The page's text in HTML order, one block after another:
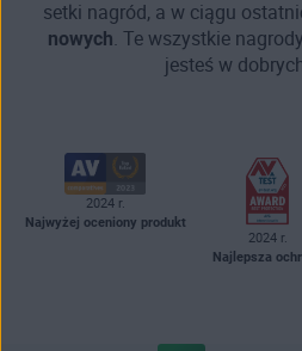
setki nagród, a w ciągu
nowych. Te wszystkie
jesteś w
2024 r.
Najwyżej oceniony produkt
2024 r.
Najlepsza